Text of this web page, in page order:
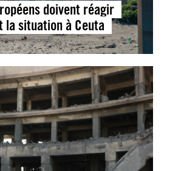
doivent réagir
situation à Ceuta